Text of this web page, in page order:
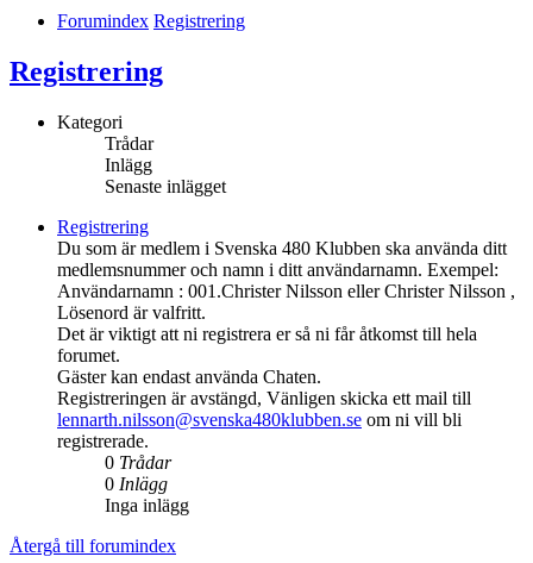
Forumindex Registrering
Registrering
Kategori
Trådar
Inlägg
Senaste inlägget
Registrering
Du som är medlem i Svenska 480 Klubben ska använda ditt
medlemsnummer och namn i ditt användarnamn. Exempel:
Användarnamn : 001.Christer Nilsson eller Christer Nilsson ,
Lösenord är valfritt.
Det är viktigt att ni registrera er så ni får åtkomst till hela
forumet.
Gäster kan endast använda Chaten.
Registreringen är avstängd, Vänligen skicka ett mail till
lennarth.nilsson@svenska480klubben.se om ni vill bli
registrerade.
0 Trådar
0 Inlägg
Inga inlägg
Återgå till forumindex